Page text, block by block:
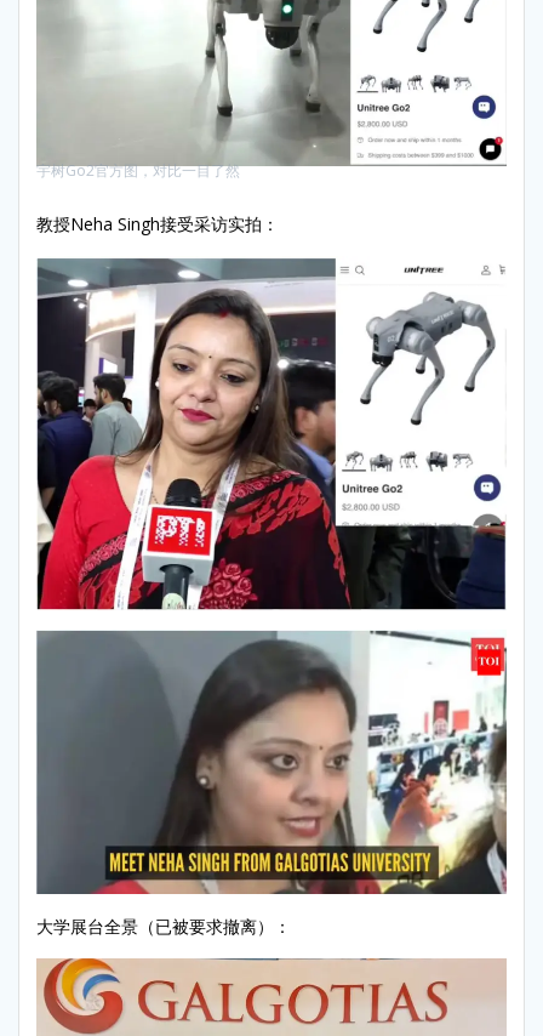
宇树Go2官方图，对比一目了然
教授Neha Singh接受采访实拍：
大学展台全景（已被要求撤离）：